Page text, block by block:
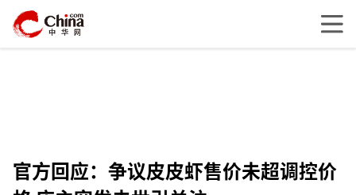
官方回应：争议皮皮虾售价未超调控价